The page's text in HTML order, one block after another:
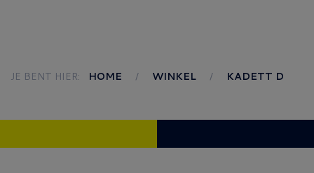
JE BENT HIER: HOME WINKEL KADETT D